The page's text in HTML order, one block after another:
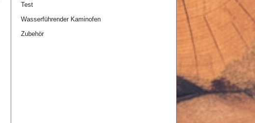
Test
Wasserführender Kaminofen
Zubehör